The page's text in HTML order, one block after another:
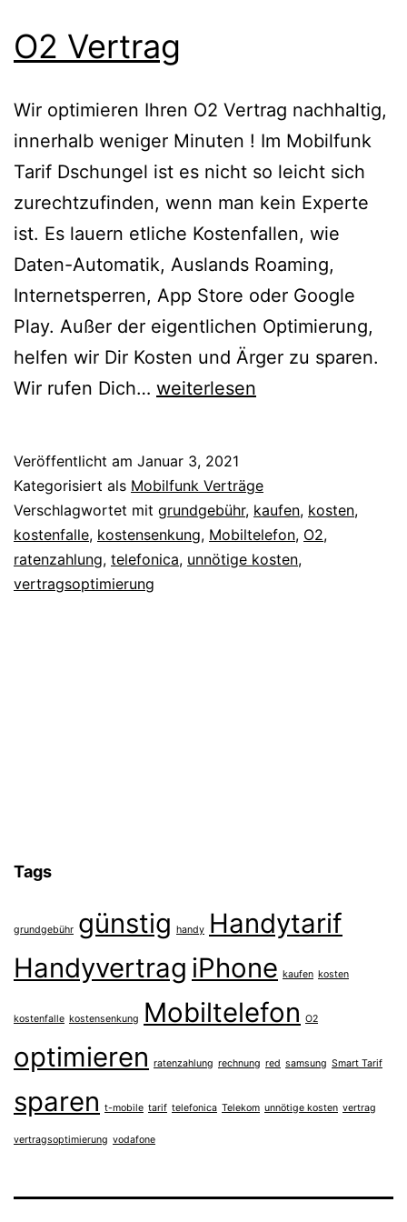
O2 Vertrag
Wir optimieren Ihren O2 Vertrag nachhaltig,
innerhalb weniger Minuten ! Im Mobilfunk
Tarif Dschungel ist es nicht so leicht sich
zurechtzufinden, wenn man kein Experte
ist. Es lauern etliche Kostenfallen, wie
Daten-Automatik, Auslands Roaming,
Internetsperren, App Store oder Google
Play. Außer der eigentlichen Optimierung,
helfen wir Dir Kosten und Ärger zu sparen.
Wir rufen Dich… O2
weiterlesen
Veröffentlicht am Januar 3, 2021
Kategorisiert als Mobilfunk Verträge
Verschlagwortet mit grundgebühr, kaufen, kosten,
kostenfalle, kostensenkung, Mobiltelefon, O2,
ratenzahlung, telefonica, unnötige kosten,
vertragsoptimierung
Tags
grundgebühr günstig handy Handytarif
Handyvertrag iPhone kaufen kosten
kostenfalle kostensenkung Mobiltelefon O2
optimieren ratenzahlung rechnung red samsung Smart Tarif
sparen t-mobile tarif telefonica Telekom unnötige kosten vertrag
vertragsoptimierung vodafone